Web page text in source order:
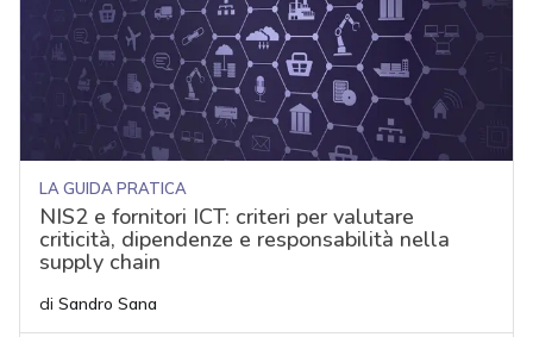
LA GUIDA PRATICA
NIS2 e fornitori ICT: criteri per valutare
criticità, dipendenze e responsabilità nella
supply chain
di Sandro Sana